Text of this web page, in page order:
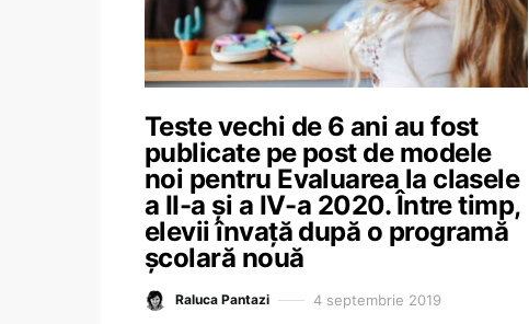
Teste vechi de 6 ani au fost
publicate pe post de modele
noi pentru Evaluarea la clasele
a II-a și a IV-a 2020. Între timp,
elevii învață după o programă
școlară nouă
Raluca Pantazi 4 septembrie 2019